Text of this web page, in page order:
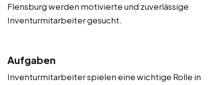
Flensburg werden motivierte und zuverlässige
Inventurmitarbeiter gesucht.
Aufgaben
Inventurmitarbeiter spielen eine wichtige Rolle in